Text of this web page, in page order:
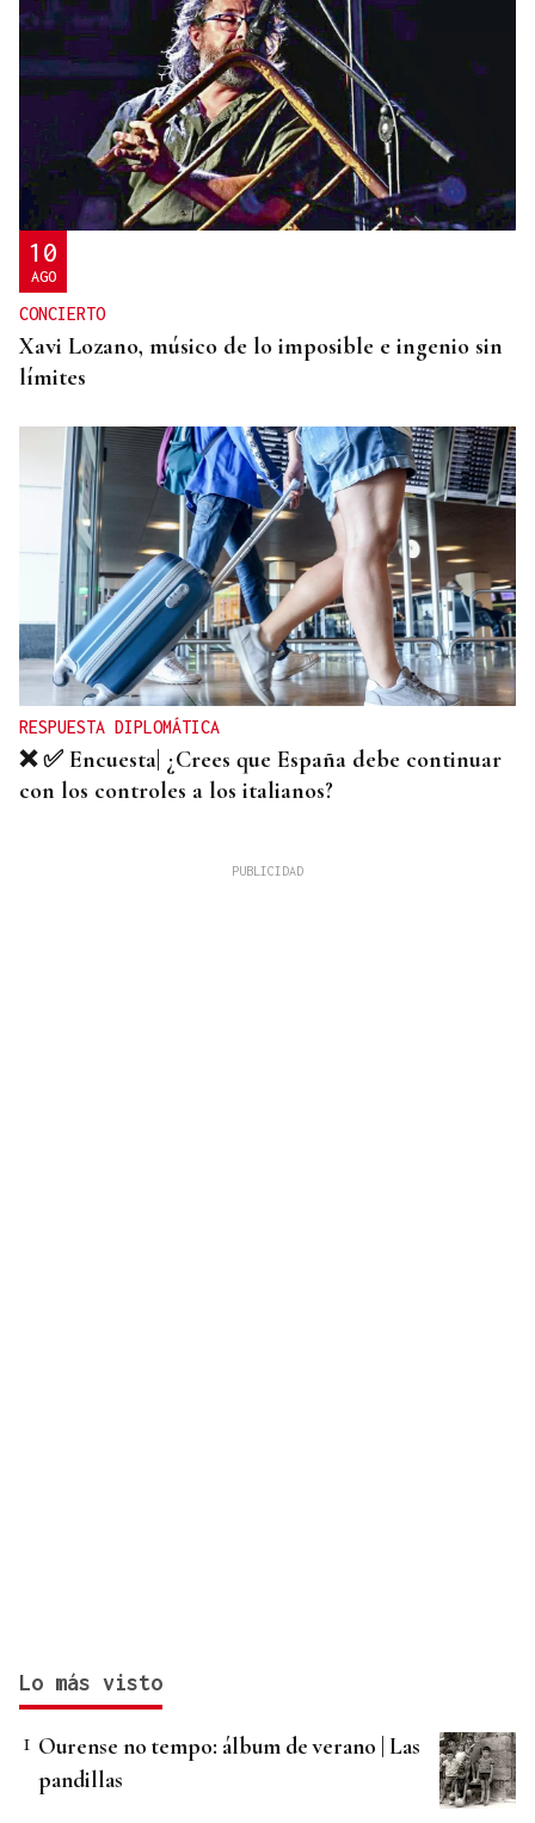
10
AGO
CONCIERTO
Xavi Lozano, músico de lo imposible e ingenio sin
límites
RESPUESTA DIPLOMÁTICA
❌ ✅ Encuesta| ¿Crees que España debe continuar
con los controles a los italianos?
Lo más visto
Ourense no tempo: álbum de verano | Las
pandillas